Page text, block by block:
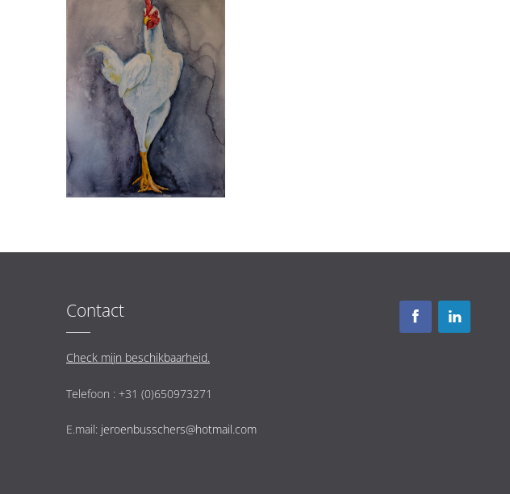
Contact
Check mijn beschikbaarheid.
Telefoon : +31 (0)650973271
E.mail: jeroenbusschers@hotmail.com